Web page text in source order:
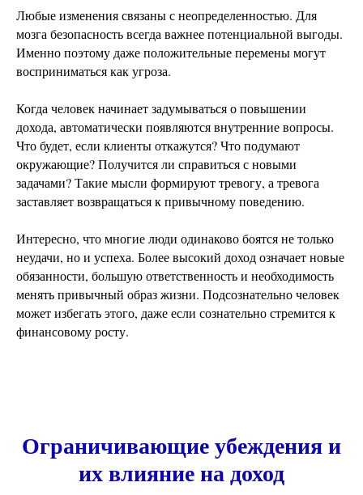
Любые изменения связаны с неопределенностью. Для
мозга безопасность всегда важнее потенциальной выгоды.
Именно поэтому даже положительные перемены могут
восприниматься как угроза.
Когда человек начинает задумываться о повышении
дохода, автоматически появляются внутренние вопросы.
Что будет, если клиенты откажутся? Что подумают
окружающие? Получится ли справиться с новыми
задачами? Такие мысли формируют тревогу, а тревога
заставляет возвращаться к привычному поведению.
Интересно, что многие люди одинаково боятся не только
неудачи, но и успеха. Более высокий доход означает новые
обязанности, большую ответственность и необходимость
менять привычный образ жизни. Подсознательно человек
может избегать этого, даже если сознательно стремится к
финансовому росту.
Ограничивающие убеждения и
их влияние на доход